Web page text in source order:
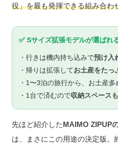
役」を最も発揮できる組み合わ
✅ Sサイズ拡張モデルが選ばれ
・行きは機内持ち込みで預け入
・帰りは拡張して お土産をたっ
・1〜3泊の旅行から、お土産
・1台で済むので収納スペース
先ほど紹介したMAIMO ZIPUP
は、まさにこの用途の決定版。